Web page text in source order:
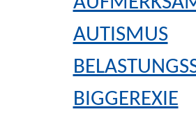
AUTISMUS
BIGGEREXIE